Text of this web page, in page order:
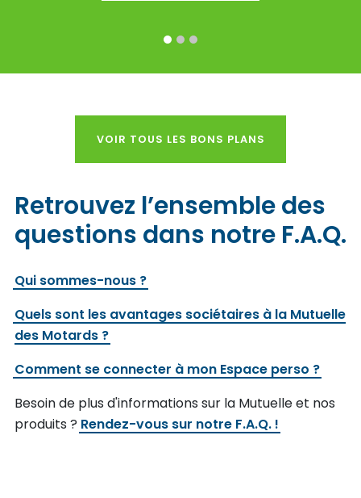
1 2 3
VOIR TOUS LES BONS PLANS
Retrouvez l’ensemble des
questions dans notre F.A.Q.
Qui sommes-nous ?
Quels sont les avantages sociétaires à la Mutuelle
des Motards ?
Comment se connecter à mon Espace perso ?
Besoin de plus d'informations sur la Mutuelle et nos
produits ? Rendez-vous sur notre F.A.Q. !